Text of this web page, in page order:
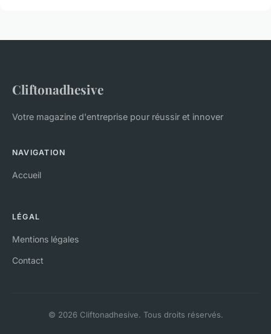
Cliftonadhesive
Votre magazine d'entreprise pour réussir et innover
NAVIGATION
Accueil
LÉGAL
Mentions légales
Contact
© 2026 Cliftonadhesive. Tous droits réservés.